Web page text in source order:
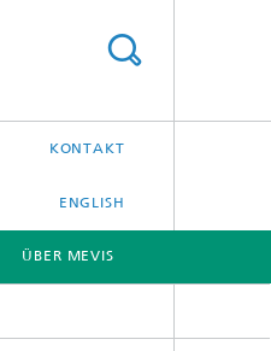
KONTAKT
ENGLISH
ÜBER MEVIS